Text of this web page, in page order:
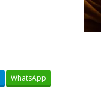
WhatsApp